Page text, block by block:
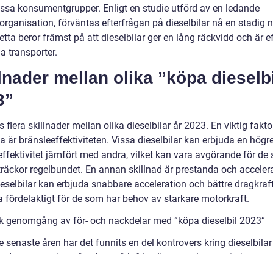
konsumentgrupper. Enligt en studie utförd av en ledande
förväntas efterfrågan på dieselbilar nå en stadig
beror främst på att dieselbilar ger en lång räckvidd och är
transporter.
mellan olika ”köpa
flera skillnader mellan olika dieselbilar år 2023. En viktig
är bränsleeffektiviteten. Vissa dieselbilar kan erbjuda en
jämfört med andra, vilket kan vara avgörande för de
regelbundet. En annan skillnad är prestanda och
kan erbjuda snabbare acceleration och bättre
fördelaktigt för de som har behov av starkare motorkraft.
genomgång av för- och nackdelar med ”köpa dieselbil 2023”
senaste åren har det funnits en del kontrovers kring